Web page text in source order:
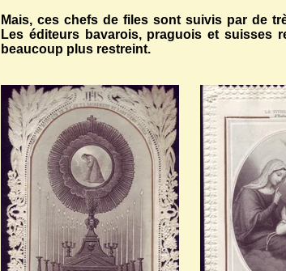
Mais, ces chefs de files sont suivis par de
Les éditeurs bavarois, praguois et suisses
beaucoup plus restreint.